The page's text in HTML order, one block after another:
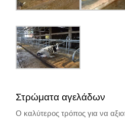
Στρώματα αγελάδων
Ο καλύτερος τρόπος για να